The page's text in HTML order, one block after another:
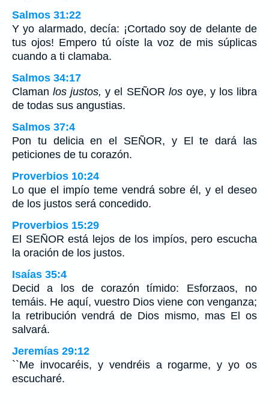
Salmos 31:22
Y yo alarmado, decía: ¡Cortado soy de delante de
tus ojos! Empero tú oíste la voz de mis súplicas
cuando a ti clamaba.
Salmos 34:17
Clamanlos justos, y el SEÑOR losoye, y los libra
de todas sus angustias.
Salmos 37:4
Pon tu delicia en el SEÑOR, y El te dará las
peticiones de tu corazón.
Proverbios 10:24
Lo que el impío teme vendrá sobre él, y el deseo
de los justos será concedido.
Proverbios 15:29
El SEÑOR está lejos de los impíos, pero escucha
la oración de los justos.
Isaías 35:4
Decid a los de corazón tímido: Esforzaos, no
temáis. He aquí, vuestro Dios viene con venganza;
la retribución vendrá de Dios mismo, mas El os
salvará.
Jeremías 29:12
``Me invocaréis, y vendréis a rogarme, y yo os
escucharé.